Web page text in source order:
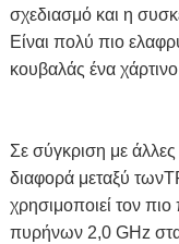
σχεδιασμό και η
Είναι πολύ πιο
κουβαλάς ένα
Σε σύγκριση με
διαφορά μεταξύ των
χρησιμοποιεί τον
πυρήνων 2,0 GHz στα